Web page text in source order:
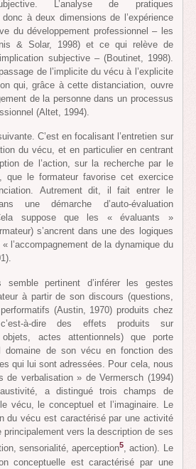
L’analyse de pratiques
à deux dimensions de l’expérience
du développement professionnel – les
& Solar, 1998) et ce qui relève de
subjective – (Boutinet, 1998).
de l’implicite du vécu à l’explicite
qui, grâce à cette distanciation, ouvre
de la personne dans un processus
(Altet, 1994).
C’est en focalisant l’entretien sur
du vécu, et en particulier en centrant
de l’action, sur la recherche par le
que le formateur favorise cet exercice
Autrement dit, il fait entrer le
une démarche d’auto-évaluation
suppose que les « évaluants »
s’ancrent dans une des logiques
l’accompagnement de la dynamique du
semble pertinent d’inférer les gestes
à partir de son discours (questions,
(Austin, 1970) produits chez
c’est-à-dire des effets produits sur
objets, actes attentionnels) que porte
domaine de son vécu en fonction des
qui lui sont adressées. Pour cela, nous
de verbalisation » de Vermersch (1994)
a distingué trois champs de
vécu, le conceptuel et l’imaginaire. Le
du vécu est caractérisé par une activité
principalement vers la description de ses
sensorialité, aperception5, action). Le
conceptuelle est caractérisé par une